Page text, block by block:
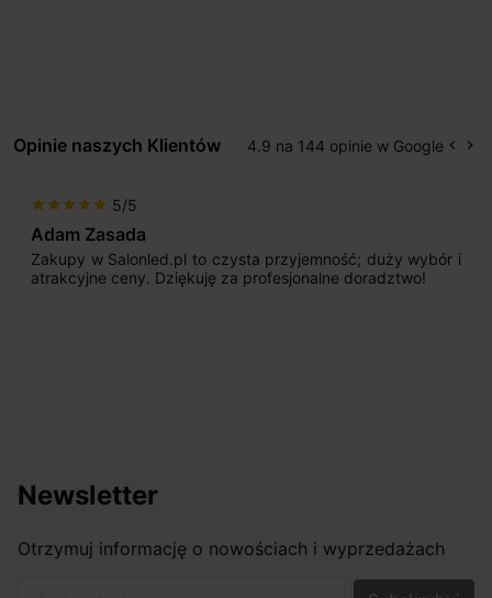
Opinie naszych Klientów 4.9 na 144 opinie w Google keyboard_arrow_left keyboard_arrow_right
star star star star star 5/5
Max777
Jestem bardzo zadowolony. Przede wszystkim od
początku uderzyło mnie profesjonalne podejście
Newsletter
Otrzymuj informację o nowościach i wyprzedażach